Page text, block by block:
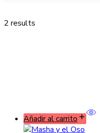
2 results
Añadir al carrito